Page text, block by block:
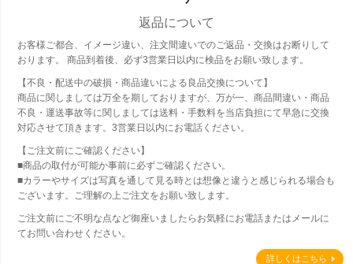
返品について
お客様ご都合、イメージ違い、注文間違いでのご返品・交換はお断りして
おります。 商品到着後、必ず3営業日以内に検品をお願い致します。
【不良・配送中の破損・商品違いによる良品交換について】
商品に関しましては万全を期しておりますが、万が一、商品間違い・商品
不良・運送事故等に関しましては送料・手数料を当店負担にて早急に交換
対応させて頂きます。3営業日以内にお電話ください。
【ご注文前にご確認ください】
■商品の取付が可能か事前に必ずご確認ください。
■カラーやサイズは写真を通して見る時とは想像と違うと感じられる場合も
ございます。ご理解の上ご注文をお願い致します。
ご注文前にご不明な点など御座いましたらお気軽にお電話またはメールに
てお問い合わせください。
詳しくはこちら